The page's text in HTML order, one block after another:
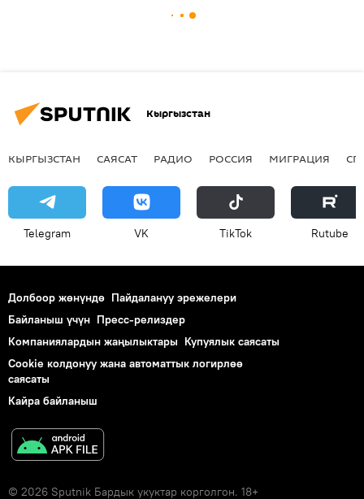
Кыргызстан
КЫРГЫЗСТАН САЯСАТ РАДИО РОССИЯ МИГРАЦИЯ
Telegram VK ТikТоk Rutube
Долбоор жөнүндө Пайдалануу эрежелери
Байланыш үчүн Пресс-релиздер
Компаниялардын жаңылыктары Купуялык саясаты
Cookie колдонуу жана автоматтык логирлөө
саясаты
Кайра байланыш
© 2026 Sputnik Бардык укуктар корголгон. 18+